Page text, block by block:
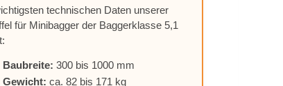
tech­ni­schen Da­ten un­se­rer
für Mi­ni­bag­ger der Bag­ger­klas­se 5,1
Bau­brei­te: 300 bis 1000 mm
Ge­wicht: ca. 82 bis 171 kg